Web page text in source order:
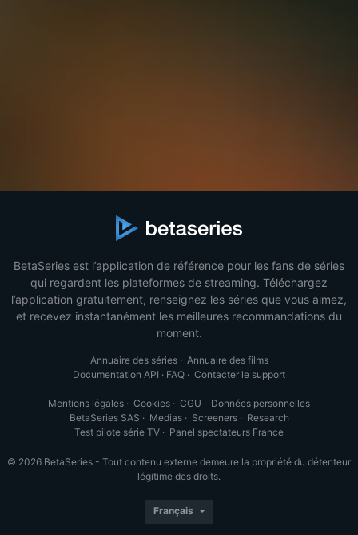
BetaSeries est l’application de référence pour les fans de séries
qui regardent les plateformes de streaming. Téléchargez
l’application gratuitement, renseignez les séries que vous aimez,
et recevez instantanément les meilleures recommandations du
moment.
Annuaire des séries· Annuaire des films
Documentation API · FAQ · Contacter le support
Mentions légales · Cookies · CGU · Données personnelles
BetaSeries SAS · Medias· Screeners· Research
Test pilote série TV · Panel spectateurs France
© 2026 BetaSeries - Tout contenu externe demeure la propriété du détenteur
légitime des droits.
Français